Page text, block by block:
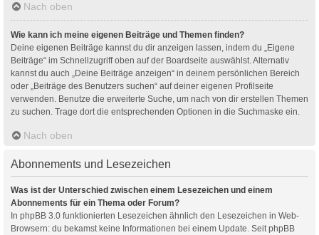
Nach oben
Wie kann ich meine eigenen Beiträge und Themen finden?
Deine eigenen Beiträge kannst du dir anzeigen lassen, indem du „Eigene
Beiträge“ im Schnellzugriff oben auf der Boardseite auswählst. Alternativ
kannst du auch „Deine Beiträge anzeigen“ in deinem persönlichen Bereich
oder „Beiträge des Benutzers suchen“ auf deiner eigenen Profilseite
verwenden. Benutze die erweiterte Suche, um nach von dir erstellen Themen
zu suchen. Trage dort die entsprechenden Optionen in die Suchmaske ein.
Nach oben
Abonnements und Lesezeichen
Was ist der Unterschied zwischen einem Lesezeichen und einem
Abonnements für ein Thema oder Forum?
In phpBB 3.0 funktionierten Lesezeichen ähnlich den Lesezeichen in Web-
Browsern: du bekamst keine Informationen bei einem Update. Seit phpBB